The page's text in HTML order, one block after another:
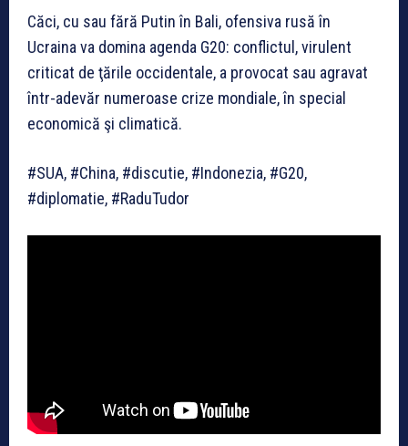
Căci, cu sau fără Putin în Bali, ofensiva rusă în
Ucraina va domina agenda G20: conflictul, virulent
criticat de ţările occidentale, a provocat sau agravat
într-adevăr numeroase crize mondiale, în special
economică şi climatică.
#SUA, #China, #discutie, #Indonezia, #G20,
#diplomatie, #RaduTudor